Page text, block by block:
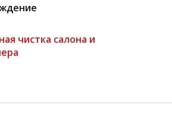
чистка салона и